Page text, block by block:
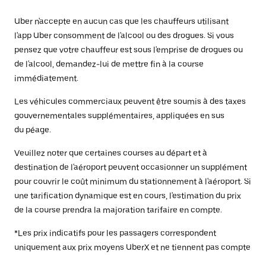
Uber n'accepte en aucun cas que les chauffeurs utilisant
l'app Uber consomment de l'alcool ou des drogues. Si vous
pensez que votre chauffeur est sous l'emprise de drogues ou
de l'alcool, demandez-lui de mettre fin à la course
immédiatement.
Les véhicules commerciaux peuvent être soumis à des taxes
gouvernementales supplémentaires, appliquées en sus
du péage.
Veuillez noter que certaines courses au départ et à
destination de l'aéroport peuvent occasionner un supplément
pour couvrir le coût minimum du stationnement à l'aéroport. Si
une tarification dynamique est en cours, l'estimation du prix
de la course prendra la majoration tarifaire en compte.
*Les prix indicatifs pour les passagers correspondent
uniquement aux prix moyens UberX et ne tiennent pas compte